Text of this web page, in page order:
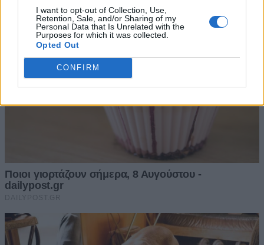
I want to opt-out of Collection, Use,
Retention, Sale, and/or Sharing of my
Personal Data that Is Unrelated with the
Purposes for which it was collected.
Opted Out
CONFIRM